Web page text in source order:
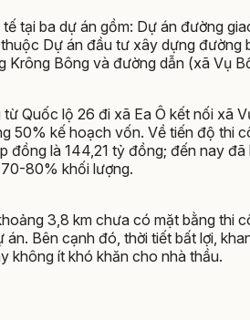
tại ba dự án gồm: Dự án đường
Dự án đầu tư xây dựng
Krông Bông và đường dẫn (xã Vụ
Quốc lộ 26 đi xã Ea Ô kết nối xã
50% kế hoạch vốn. Về tiến độ thi
đồng là 144,21 tỷ đồng; đến nay
80% khối lượng.
3,8 km chưa có mặt bằng thi
Bên cạnh đó, thời tiết bất lợi,
không ít khó khăn cho nhà thầu.